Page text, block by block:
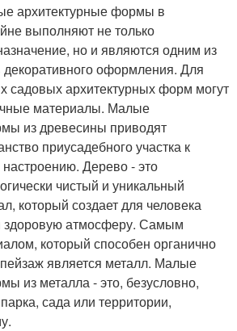
архитектурные формы в
выполняют не только
но и являются одним из
оформления. Для
садовых архитектурных форм могут
материалы. Малые
из древесины приводят
приусадебного участка к
настроению. Дерево - это
чистый и уникальный
который создает для человека
здоровую атмосферу. Самым
который способен органично
является металл. Малые
из металла - это, безусловно,
сада или территории,